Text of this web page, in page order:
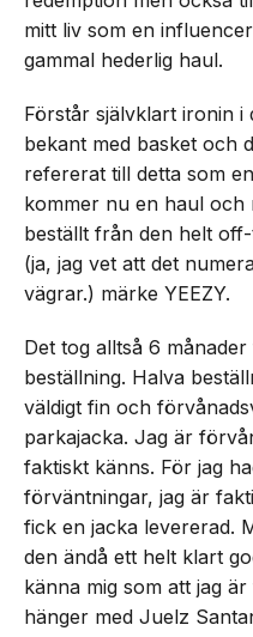
mitt liv som en
gammal hederlig haul.
Förstår självklart ironin
bekant med basket och
refererat till detta som
kommer nu en haul och
beställt från den helt
(ja, jag vet att det
vägrar.) märke YEEZY.
Det tog alltså 6
beställning. Halva
väldigt fin och
parkajacka. Jag är
faktiskt känns. För jag
förväntningar, jag är
fick en jacka levererad.
den ändå ett helt klart
känna mig som att jag
hänger med Juelz